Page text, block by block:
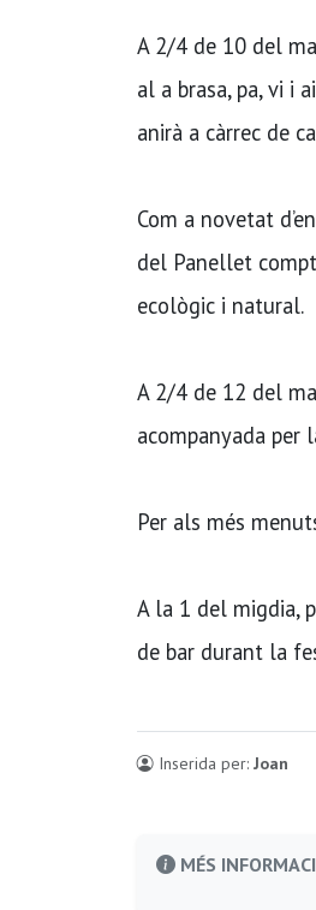
A 2/4 de 10 del
al a brasa, pa, vi i
anirà a càrrec de
Com a novetat
del Panellet
ecològic i natural.
A 2/4 de 12 del
acompanyada per
Per als més
A la 1 del migdia,
de bar durant la
Inserida per: Joan
MÉS